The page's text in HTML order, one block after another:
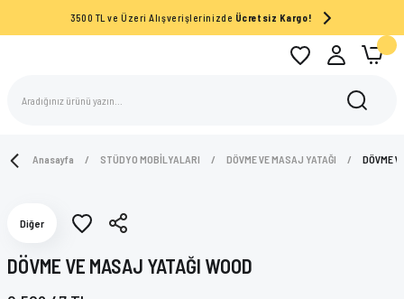
3500 TL ve Üzeri Alışverişlerinizde Ücretsiz Kargo!
Anasayfa STÜDYO MOBİLYALARI DÖVME VE MASAJ YATAĞI DÖVME
Diğer
DÖVME VE MASAJ YATAĞI WOOD